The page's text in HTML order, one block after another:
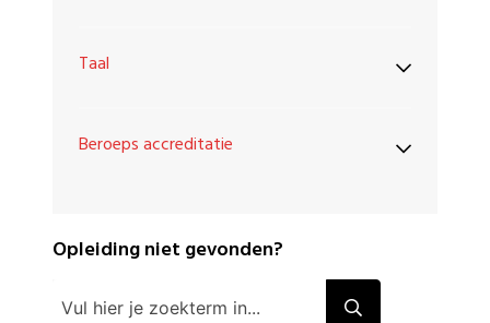
Taal
Beroeps accreditatie
Opleiding niet gevonden?